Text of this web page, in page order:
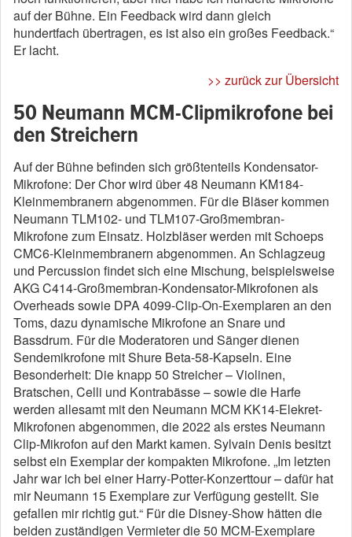
auf der Bühne. Ein Feedback wird dann gleich
hundertfach übertragen, es ist also ein großes Feedback.“
Er lacht.
>> zurück zur Übersicht
50 Neumann MCM-Clipmikrofone bei
den Streichern
Auf der Bühne befinden sich größtenteils Kondensator-
Mikrofone: Der Chor wird über 48 Neumann KM184-
Kleinmembranern abgenommen. Für die Bläser kommen
Neumann TLM102- und TLM107-Großmembran-
Mikrofone zum Einsatz. Holzbläser werden mit Schoeps
CMC6-Kleinmembranern abgenommen. An Schlagzeug
und Percussion findet sich eine Mischung, beispielsweise
AKG C414-Großmembran-Kondensator-Mikrofonen als
Overheads sowie DPA 4099-Clip-On-Exemplaren an den
Toms, dazu dynamische Mikrofone an Snare und
Bassdrum. Für die Moderatoren und Sänger dienen
Sendemikrofone mit Shure Beta-58-Kapseln. Eine
Besonderheit: Die knapp 50 Streicher – Violinen,
Bratschen, Celli und Kontrabässe – sowie die Harfe
werden allesamt mit den Neumann MCM KK14-Elekret-
Mikrofonen abgenommen, die 2022 als erstes Neumann
Clip-Mikrofon auf den Markt kamen. Sylvain Denis besitzt
selbst ein Exemplar der kompakten Mikrofone. „Im letzten
Jahr war ich bei einer Harry-Potter-Konzerttour – dafür hat
mir Neumann 15 Exemplare zur Verfügung gestellt. Sie
gefallen mir richtig gut.“ Für die Disney-Show hätten die
beiden zuständigen Vermieter die 50 MCM-Exemplare